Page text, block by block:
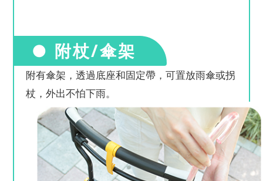
● 附杖/傘架
附有傘架，透過底座和固定帶，可置放雨傘或拐
杖，外出不怕下雨。